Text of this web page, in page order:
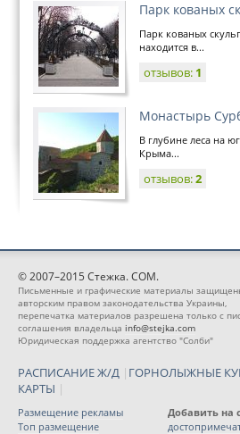
Парк кованых
Парк кованых
находится в...
отзывов: 1
Монастырь
В глубине леса на
Крыма...
отзывов:2
© 2007–2015 Стежка. COM.
Письменные и графические материалы
авторским правом законодательства Украины,
перепечатка материалов разрешена только с
соглашения владельца info@stejka.com
Юридическая поддержка агентство "Солби"
РАСПИСАНИЕ Ж/Д | ГОРНОЛЫЖНЫЕ
КАРТЫ |
Размещение рекламы
Топ размещение
Добавить на